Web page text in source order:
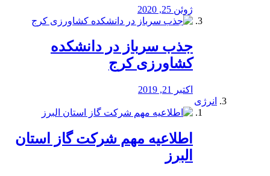
ژوئن 25, 2020
جذب سرباز در دانشکده
کشاورزی کرج
اکتبر 21, 2019
انرژی
️اطلاعیه مهم شرکت گاز استان
البرز